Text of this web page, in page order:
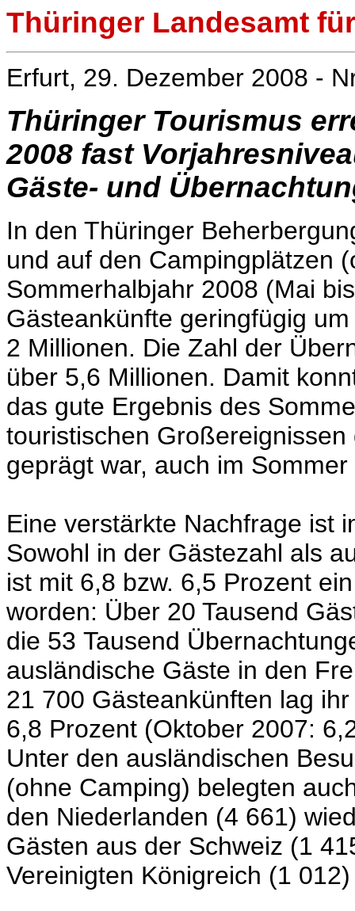
Thüringer Landesamt
Erfurt, 29. Dezember 2008 -
Thüringer Tourismus
2008 fast
Gäste- und
In den Thüringer
und auf den Campingplätzen
Sommerhalbjahr 2008 (Mai
Gästeankünfte geringfügig
2 Millionen. Die Zahl der
über 5,6 Millionen. Damit
das gute Ergebnis des
touristischen
geprägt war, auch im
Eine verstärkte Nachfrage ist
Sowohl in der Gästezahl als
ist mit 6,8 bzw. 6,5 Prozent
worden: Über 20 Tausend
die 53 Tausend
ausländische Gäste in den
21 700 Gästeankünften lag
6,8 Prozent (Oktober 2007:
Unter den ausländischen
(ohne Camping) belegten
den Niederlanden (4 661)
Gästen aus der Schweiz (1
Vereinigten Königreich (1